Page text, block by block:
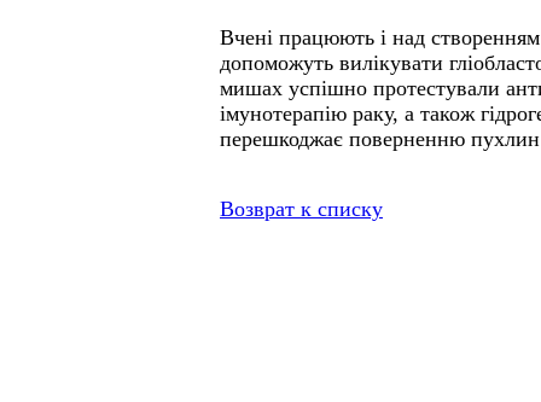
Вчені працюють і над створенням
допоможуть вилікувати
мишах успішно протестували
імунотерапію раку, а також
перешкоджає поверненню пухлин
Возврат к списку